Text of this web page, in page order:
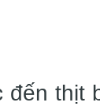
đến thịt